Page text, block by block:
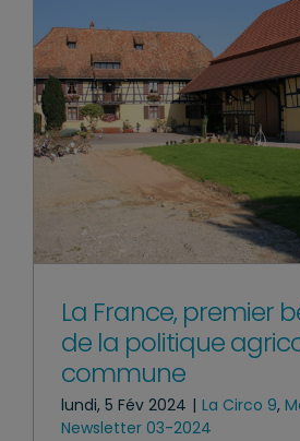
La France, premier
de la politique
commune
lundi, 5 Fév 2024 | La Circo 9,
Newsletter 03-2024